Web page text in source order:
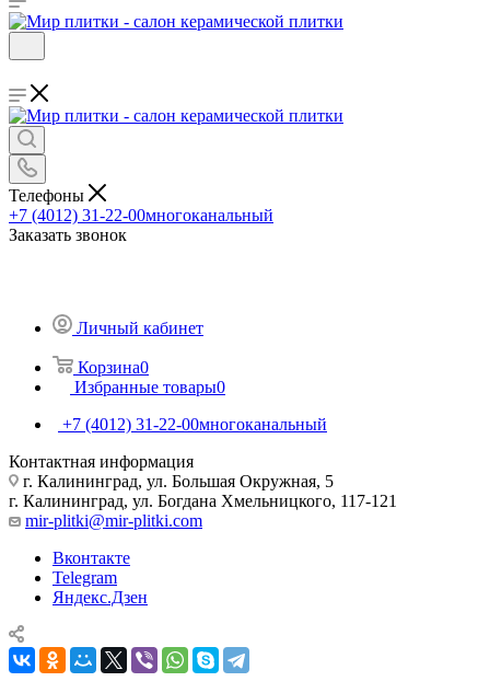
Телефоны
+7 (4012) 31-22-00многоканальный
Заказать звонок
Личный кабинет
Корзина0
Избранные товары0
+7 (4012) 31-22-00многоканальный
Контактная информация
г. Калининград, ул. Большая Окружная, 5
г. Калининград, ул. Богдана Хмельницкого, 117-121
mir-plitki@mir-plitki.com
Вконтакте
Telegram
Яндекс.Дзен